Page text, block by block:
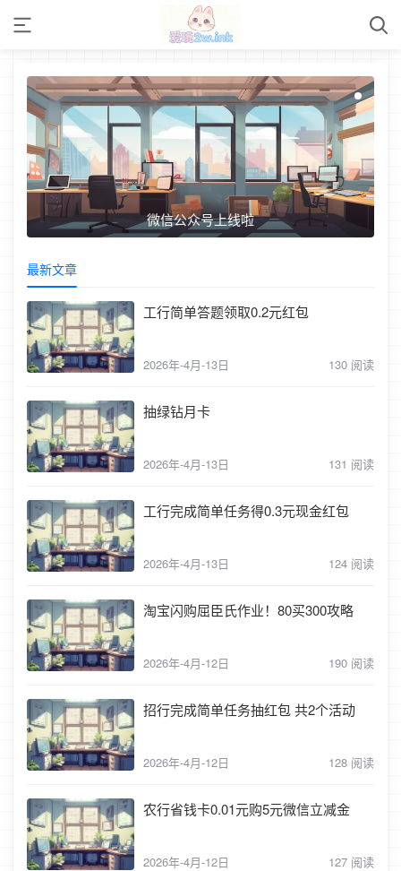
微信公众号上线啦
最新文章
工行简单答题领取0.2元红包
2026年-4月-13日 130 阅读
抽绿钻月卡
2026年-4月-13日 131 阅读
工行完成简单任务得0.3元现金红包
2026年-4月-13日 124 阅读
淘宝闪购屈臣氏作业！80买300攻略
2026年-4月-12日 190 阅读
招行完成简单任务抽红包 共2个活动
2026年-4月-12日 128 阅读
农行省钱卡0.01元购5元微信立减金
2026年-4月-12日 127 阅读